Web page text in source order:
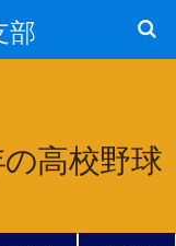
部
の高校野球